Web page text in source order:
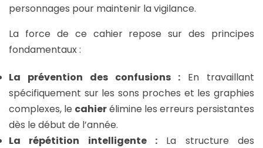
personnages pour maintenir la vigilance.
La force de ce cahier repose sur des principes
fondamentaux :
La prévention des confusions : En travaillant
spécifiquement sur les sons proches et les graphies
complexes, le cahierélimine les erreurs persistantes
dès le début de l’année.
La répétition intelligente : La structure des